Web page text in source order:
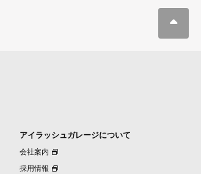
アイラッシュガレージについて
会社案内
採用情報